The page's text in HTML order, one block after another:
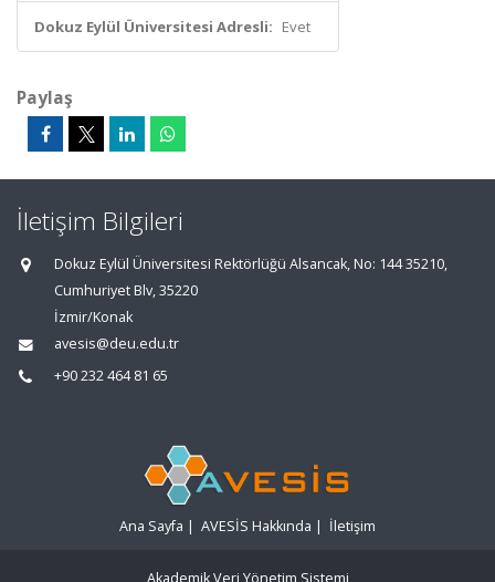
Dokuz Eylül Üniversitesi Adresli: Evet
Paylaş
İletişim Bilgileri
Dokuz Eylül Üniversitesi Rektörlüğü Alsancak, No: 144 35210,
Cumhuriyet Blv, 35220
İzmir/Konak
avesis@deu.edu.tr
+90 232 464 81 65
Ana Sayfa | AVESİS Hakkında | İletişim
Akademik Veri Yönetim Sistemi